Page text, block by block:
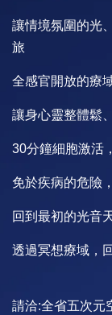
讓情境氛圍的光
旅
全感官開放的療
讓身心靈整體鬆
30分鐘細胞激活
免於疾病的危險
回到最初的光音
透過冥想療域，
請洽:全省五次元